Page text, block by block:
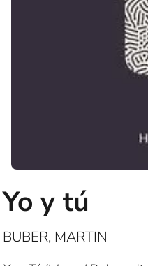
Yo y tú
BUBER, MARTIN